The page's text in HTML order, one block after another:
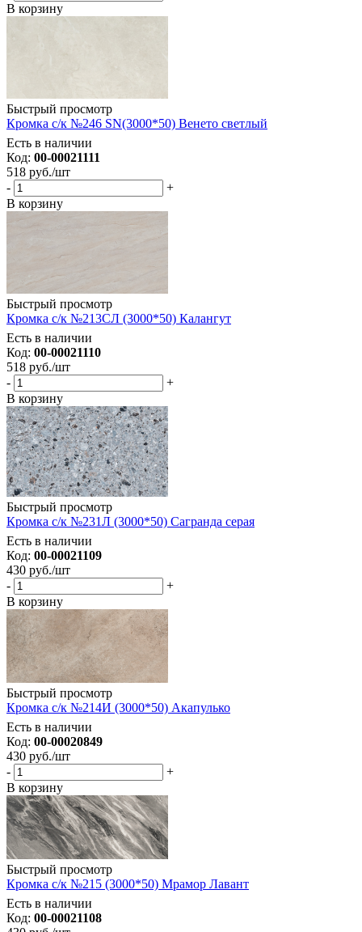
В корзину
Быстрый просмотр
Кромка с/к №246 SN(3000*50) Венето светлый
Есть в наличии
Код: 00-00021111
518 руб./шт
-
+
В корзину
Быстрый просмотр
Кромка с/к №213СЛ (3000*50) Калангут
Есть в наличии
Код: 00-00021110
518 руб./шт
-
+
В корзину
Быстрый просмотр
Кромка с/к №231Л (3000*50) Сагранда серая
Есть в наличии
Код: 00-00021109
430 руб./шт
-
+
В корзину
Быстрый просмотр
Кромка с/к №214И (3000*50) Акапулько
Есть в наличии
Код: 00-00020849
430 руб./шт
-
+
В корзину
Быстрый просмотр
Кромка с/к №215 (3000*50) Мрамор Лавант
Есть в наличии
Код: 00-00021108